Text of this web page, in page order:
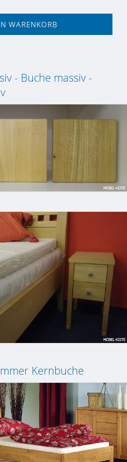
WARENKORB
- Buche massiv -
Kernbuche